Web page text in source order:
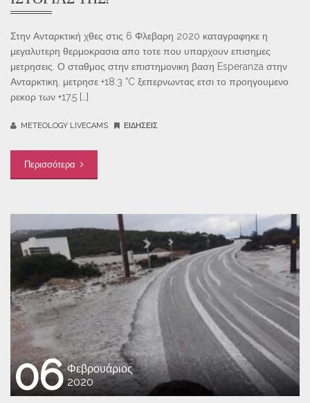
Στην Ανταρκτική χθες στις 6 Φλεβαρη 2020 καταγραφηκε η
μεγαλυτερη θερμοκρασια απο τοτε που υπαρχουν επισημες
μετρησεις. Ο σταθμος στην επιστημονικη βαση Esperanza στην
Ανταρκτικη, μετρησε +18.3 °C ξεπερνωντας ετσι το προηγουμενο
ρεκορ των +17.5 […]
METEOLOGY LIVECAMS ΕΙΔΉΣΕΙΣ
Περισσότερα
06 Φεβρουάριος
2020